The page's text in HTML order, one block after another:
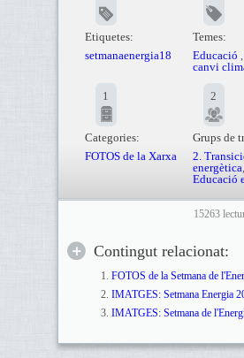
Etiquetes:
setmanaenergia18
Temes:
Educació
canvi
1
Categories:
FOTOS de la Xarxa
2
Grups de
2.
energètica
Educació
15263
Contingut relacionat:
FOTOS de la Setmana de
IMATGES: Setmana Energia
IMATGES: Setmana de